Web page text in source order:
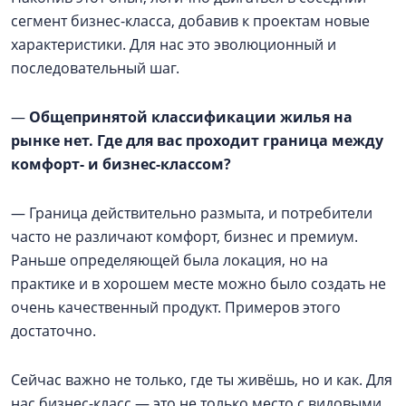
сегмент бизнес-класса, добавив к проектам новые
характеристики. Для нас это эволюционный и
последовательный шаг.
— Общепринятой классификации жилья на
рынке нет. Где для вас проходит граница между
комфорт- и бизнес-классом?
— Граница действительно размыта, и потребители
часто не различают комфорт, бизнес и премиум.
Раньше определяющей была локация, но на
практике и в хорошем месте можно было создать не
очень качественный продукт. Примеров этого
достаточно.
Сейчас важно не только, где ты живёшь, но и как. Для